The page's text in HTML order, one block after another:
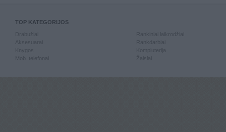
TOP KATEGORIJOS
Knygos
Mob. telefonai
Kompiuterija
Žaislai